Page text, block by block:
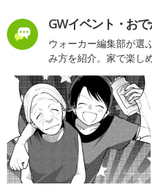
GWイベント・お
ウォーカー編集部が選
み方を紹介。家で楽し